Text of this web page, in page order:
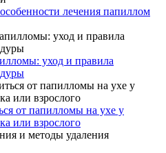
лечения папиллом
уход и правила
от папилломы на ухе у
или взрослого